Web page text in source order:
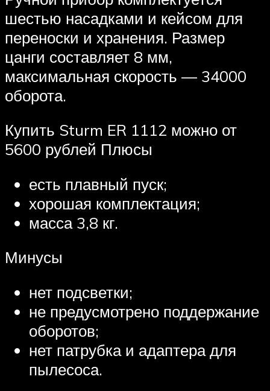
шестью насадками и кейсом для
переноски и хранения. Размер
цанги составляет 8 мм,
максимальная скорость — 34000
оборота.
Купить Sturm ER 1112 можно от
5600 рублей Плюсы
есть плавный пуск;
хорошая комплектация;
масса 3,8 кг.
Минусы
нет подсветки;
не предусмотрено поддержание
оборотов;
нет патрубка и адаптера для
пылесоса.